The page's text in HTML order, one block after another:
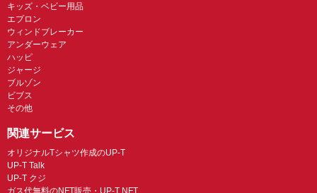
キッズ・ベビー用品
エプロン
ウィンドブレーカー
アンダーウェア
ハッピ
ジャージ
ブルゾン
ビブス
その他
関連サービス
オリジナルTシャツ作成のUP-T
UP-T Talk
UP-T クジ
ガス代無料のNFT販売・UP-T NFT